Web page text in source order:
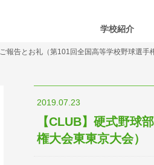
学付属 立正中学
学校紹介
報告とお礼（第101回全国高等学校野球選手
2019.07.23
【CLUB】硬式野球
権大会東東京大会）